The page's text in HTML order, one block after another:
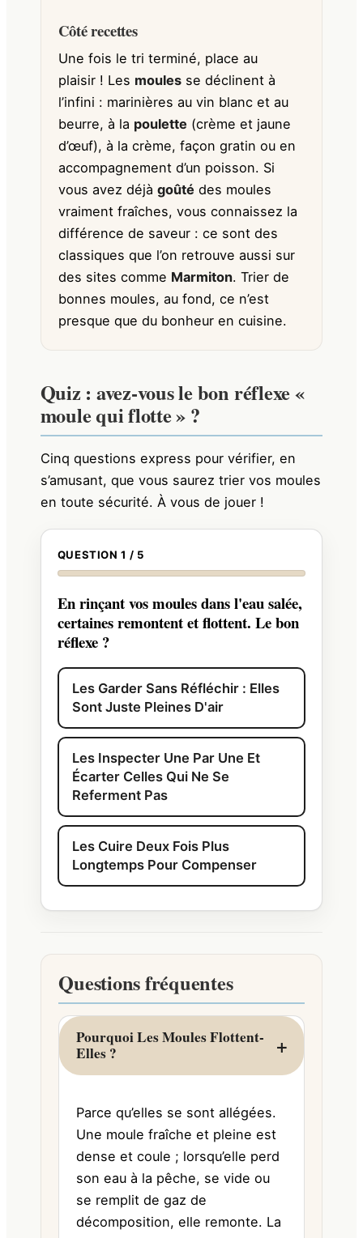
Côté recettes
Une fois le tri terminé, place au
plaisir ! Les moules se déclinent à
l’infini : marinières au vin blanc et au
beurre, à la poulette (crème et jaune
d’œuf), à la crème, façon gratin ou en
accompagnement d’un poisson. Si
vous avez déjàgoûté des moules
vraiment fraîches, vous connaissez la
différence de saveur : ce sont des
classiques que l’on retrouve aussi sur
des sites comme Marmiton. Trier de
bonnes moules, au fond, ce n’est
presque que du bonheur en cuisine.
Quiz : avez-vous le bon réflexe «
moule qui flotte » ?
Cinq questions express pour vérifier, en
s’amusant, que vous saurez trier vos moules
en toute sécurité. À vous de jouer !
QUESTION 1 / 5
En rinçant vos moules dans l'eau salée,
certaines remontent et flottent. Le bon
réflexe ?
Les Garder Sans Réfléchir : Elles
Sont Juste Pleines D'air
Les Inspecter Une Par Une Et
Écarter Celles Qui Ne Se
Referment Pas
Les Cuire Deux Fois Plus
Longtemps Pour Compenser
Questions fréquentes
Pourquoi Les Moules Flottent-
Elles ?
Parce qu’elles se sont allégées.
Une moule fraîche et pleine est
dense et coule ; lorsqu’elle perd
son eau à la pêche, se vide ou
se remplit de gaz de
décomposition, elle remonte. La